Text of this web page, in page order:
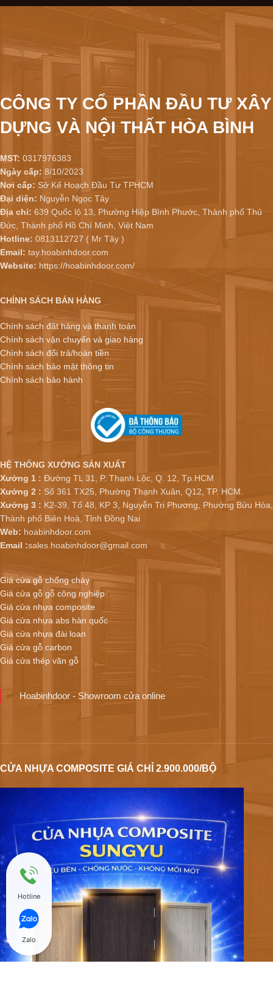
CÔNG TY CỔ PHẦN ĐẦU TƯ XÂY
DỰNG VÀ NỘI THẤT HÒA BÌNH
MST: 0317976383
Ngày cấp: 8/10/2023
Nơi cấp: Sở Kế Hoạch Đầu Tư TPHCM
Đại diện: Nguyễn Ngọc Tây
Địa chỉ: 639 Quốc lộ 13, Phường Hiệp Bình Phước, Thành phố Thủ
Đức, Thành phố Hồ Chí Minh, Việt Nam
Hotline: 0813112727 ( Mr Tây )
Email: tay.hoabinhdoor.com
Website: https://hoabinhdoor.com/
CHÍNH SÁCH BÁN HÀNG
Chính sách đặt hàng và thanh toán
Chính sách vận chuyển và giao hàng
Chính sách đổi trả/hoàn tiền
Chính sách bảo mật thông tin
Chính sách bảo hành
HỆ THỐNG XƯỞNG SẢN XUẤT
Xưởng 1 : Đường TL 31, P. Thạnh Lộc, Q. 12, Tp.HCM
Xưởng 2 : Số 361 TX25, Phường Thạnh Xuân, Q12, TP. HCM.
Xưởng 3 : K2-39, Tổ 48, KP 3, Nguyễn Tri Phương, Phường Bửu Hòa,
Thành phố Biên Hoà, Tỉnh Đồng Nai
Web: hoabinhdoor.com
Email :sales.hoabinhdoor@gmail.com
Giá cửa gỗ chống cháy
Giá cửa gỗ gỗ công nghiệp
Giá cửa nhựa composite
Giá cửa nhựa abs hàn quốc
Giá cửa nhựa đài loan
Giá cửa gỗ carbon
Giá cửa thép vân gỗ
Hoabinhdoor - Showroom cửa online
CỬA NHỰA COMPOSITE GIÁ CHỈ 2.900.000/BỘ
Hotline
Zalo